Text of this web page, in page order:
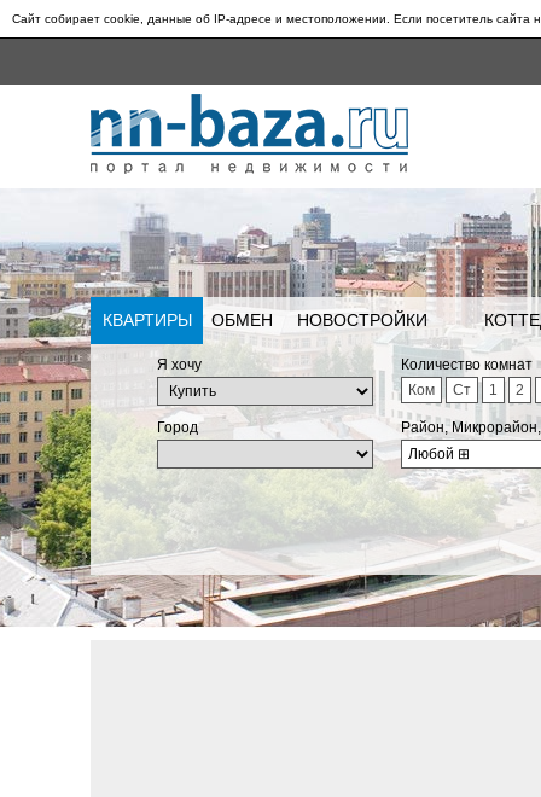
Сайт собирает cookie, данные об IP-адресе и местоположении. Если посетитель сайта
КВАРТИРЫ ОБМЕН НОВОСТРОЙКИ
Я хочу
Количество комнат
Ком
Ст 1 2
Город
Район,
Любой ⊞